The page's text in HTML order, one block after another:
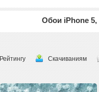
Обои iPhone 5,
Рейтингу Скачиваниям